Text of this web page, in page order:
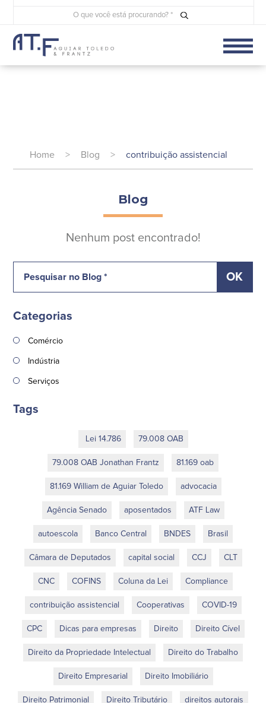
Home > Blog > contribuição assistencial
Blog
Nenhum post encontrado!
Categorias
Comércio
Indústria
Serviços
Tags
Lei 14.786 79.008 OAB
79.008 OAB Jonathan Frantz 81.169 oab
81.169 William de Aguiar Toledo advocacia
Agência Senado aposentados ATF Law
autoescola Banco Central BNDES Brasil
Câmara de Deputados capital social CCJ CLT
CNC COFINS Coluna da Lei Compliance
contribuição assistencial Cooperativas COVID-19
CPC Dicas para empresas Direito Direito Cível
Direito da Propriedade Intelectual Direito do Trabalho
Direito Empresarial Direito Imobiliário
Direito Patrimonial Direito Tributário direitos autorais